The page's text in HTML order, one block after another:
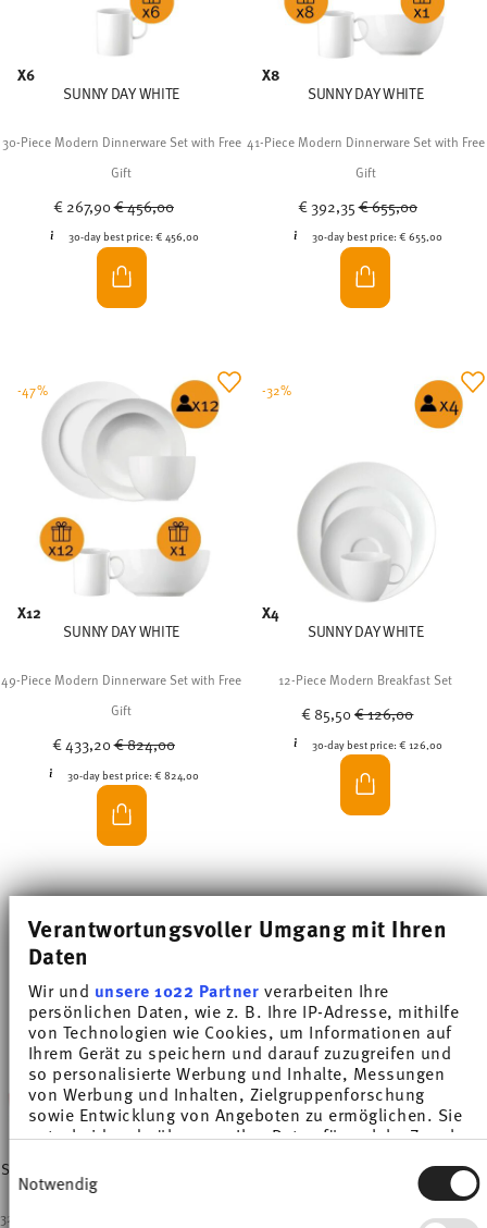
Verantwortungsvoller Umgang mit Ihren
Daten
Wir und unsere 1022 Partnerverarbeiten Ihre
persönlichen Daten, wie z. B. Ihre IP-Adresse, mithilfe
von Technologien wie Cookies, um Informationen auf
Ihrem Gerät zu speichern und darauf zuzugreifen und
so personalisierte Werbung und Inhalte, Messungen
von Werbung und Inhalten, Zielgruppenforschung
sowie Entwicklung von Angeboten zu ermöglichen. Sie
entscheiden darüber, wer Ihre Daten für welche Zwecke
Cookie-Erklärung oder durch Klicken auf das Privacy
Trigger Symbol ändern oder widerrufen
Einwilligungsauswahl
Notwendig
X6
SUNNY DAY WHITE
30-Piece Modern Dinnerware Set with Free
Gift
€ 267,90Price reduced from
€ 456,00
30-day best price: € 456,00
X8
SUNNY DAY WHITE
41-Piece Modern Dinnerware Set with Free
Gift
€ 392,35Price reduced from
€ 655,00
30-day best price:€ 655,00
X12
SUNNY DAY WHITE
49-Piece Modern Dinnerware Set with Free
Gift
€ 433,20Price reduced from
€ 824,00
30-day best price:€ 824,00
-47%
X4
SUNNY DAY WHITE
12-Piece Modern Breakfast Set
€ 85,50Price reduced from
€ 126,00
30-day best price:€ 126,00
-32%
SUNNY DAY WHITE/NEW RED/ORANGE
32-Piece Modern Colourful Dinnerware Set
-28%
SUNNY DAY YELLOW/SOFT BLUE
12-Piece Modern Colourful Breakfast Set
-17%